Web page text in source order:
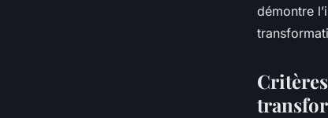
démontre